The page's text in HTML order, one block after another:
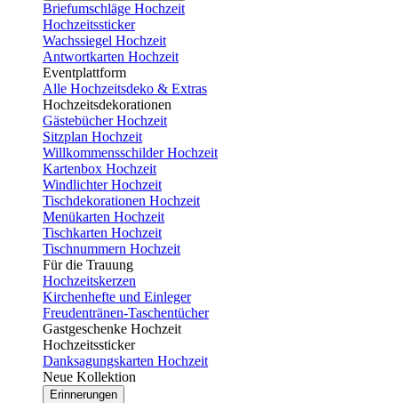
Briefumschläge Hochzeit
Hochzeitssticker
Wachssiegel Hochzeit
Antwortkarten Hochzeit
Eventplattform
Alle Hochzeitsdeko & Extras
Hochzeitsdekorationen
Gästebücher Hochzeit
Sitzplan Hochzeit
Willkommensschilder Hochzeit
Kartenbox Hochzeit
Windlichter Hochzeit
Tischdekorationen Hochzeit
Menükarten Hochzeit
Tischkarten Hochzeit
Tischnummern Hochzeit
Für die Trauung
Hochzeitskerzen
Kirchenhefte und Einleger
Freudentränen-Taschentücher
Gastgeschenke Hochzeit
Hochzeitssticker
Danksagungskarten Hochzeit
Neue Kollektion
Erinnerungen